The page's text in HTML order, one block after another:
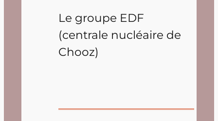
Le groupe EDF
(centrale nucléaire de
Chooz)